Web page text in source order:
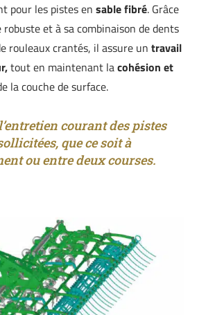
pour les pistes en sable fibré. Grâce
et à sa combinaison de dents
rouleaux crantés, il assure un travail
tout en maintenant lacohésion et
la couche de surface.
courant des pistes
que ce soit à
ou entre deux courses.